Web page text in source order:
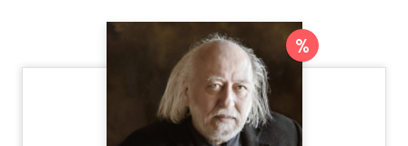
Hobbi, szabadidő
%